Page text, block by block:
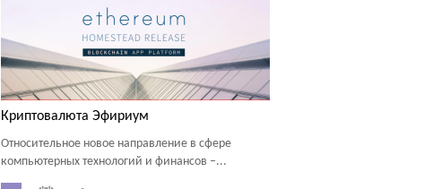
Криптовалюта Эфириум
Относительное новое направление в сфере
компьютерных технологий и финансов –...